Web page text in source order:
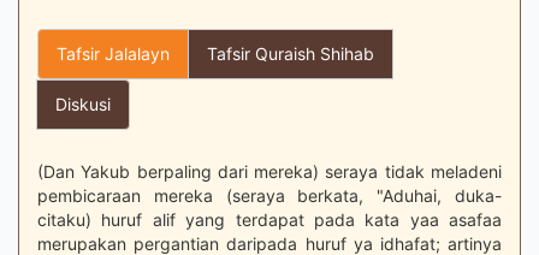
Tafsir Jalalayn Tafsir Quraish Shihab
Diskusi
(Dan Yakub berpaling dari mereka) seraya tidak meladeni
pembicaraan mereka (seraya berkata, "Aduhai, duka-
citaku) huruf alif yang terdapat pada kata yaa asafaa
merupakan pergantian daripada huruf ya idhafat; artinya